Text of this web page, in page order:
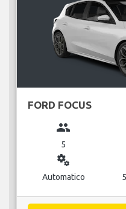
FORD FOCUS
group
5
miscellaneous_services
Automatico